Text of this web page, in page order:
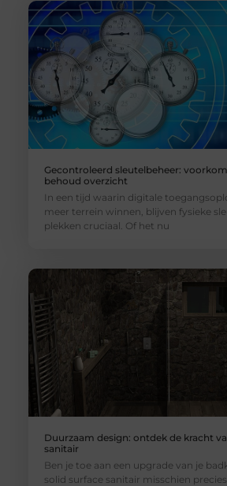
Gecontroleerd sleutelbeheer: voorkom
behoud overzicht
In een tijd waarin digitale
meer terrein winnen, blijven fysieke
plekken cruciaal. Of het nu
Duurzaam design: ontdek de kracht
sanitair
Ben je toe aan een upgrade van je
solid surface sanitair misschien